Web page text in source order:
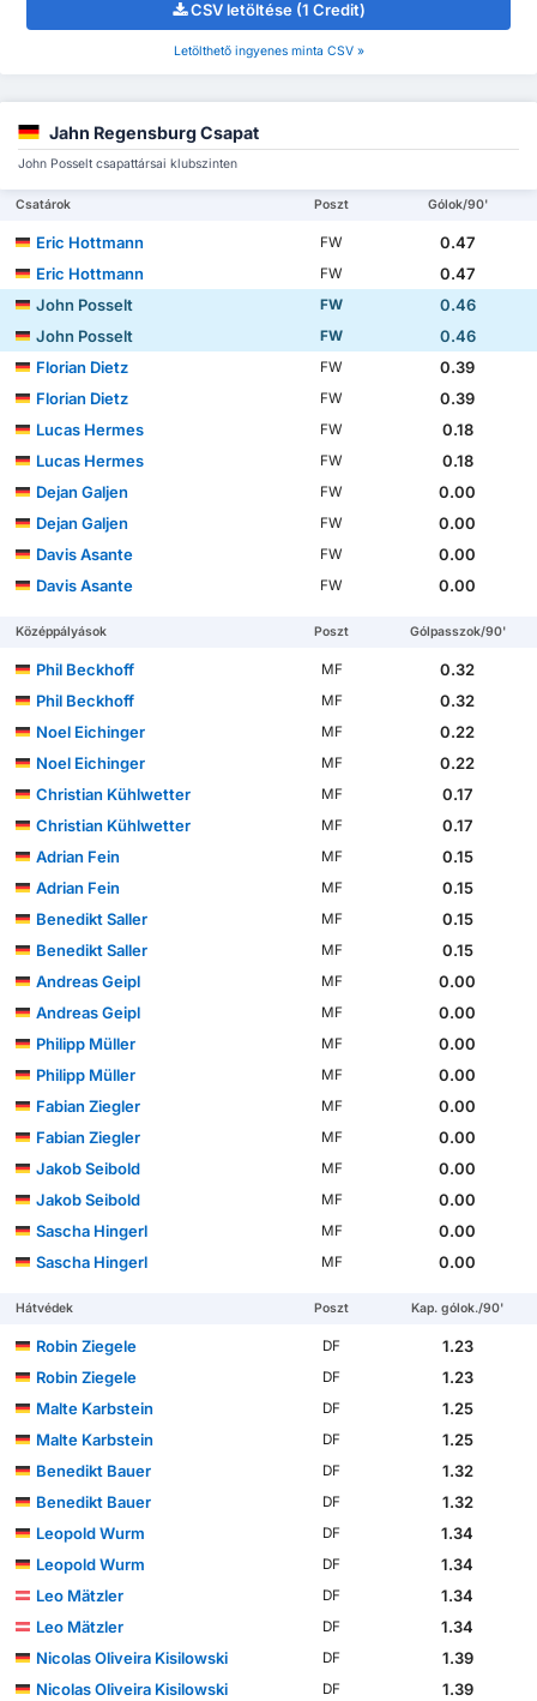
CSV letöltése (1 Credit)
Letölthető ingyenes minta CSV »
Jahn Regensburg Csapat
John Posselt csapattársai klubszinten
Csatárok Poszt Gólok/90'
Eric Hottmann FW
0.47
Eric Hottmann
FW
0.47
John Posselt
FW
0.46
John Posselt
FW
0.46
Florian Dietz
FW
0.39
Florian Dietz
FW
0.39
Lucas Hermes
FW
0.18
Lucas Hermes
FW
0.18
Dejan Galjen
FW
0.00
Dejan Galjen
FW
0.00
Davis Asante
FW
0.00
Davis Asante
FW 0.00
Középpályások Poszt Gólpasszok/90'
Phil Beckhoff MF
0.32
Phil Beckhoff
MF
0.32
Noel Eichinger
MF
0.22
Noel Eichinger
MF
0.22
Christian Kühlwetter
MF
0.17
Christian Kühlwetter
MF
0.17
Adrian Fein
MF
0.15
Adrian Fein
MF
0.15
Benedikt Saller
MF
0.15
Benedikt Saller
MF
0.15
Andreas Geipl
MF
0.00
Andreas Geipl
MF
0.00
Philipp Müller
MF
0.00
Philipp Müller
MF
0.00
Fabian Ziegler
MF
0.00
Fabian Ziegler
MF
0.00
Jakob Seibold
MF
0.00
Jakob Seibold
MF
0.00
Sascha Hingerl
MF
0.00
Sascha Hingerl
MF 0.00
Hátvédek Poszt Kap. gólok./90'
Robin Ziegele DF
1.23
Robin Ziegele
DF
1.23
Malte Karbstein
DF
1.25
Malte Karbstein
DF
1.25
Benedikt Bauer
DF
1.32
Benedikt Bauer
DF
1.32
Leopold Wurm
DF
1.34
Leopold Wurm
DF
1.34
Leo Mätzler
DF
1.34
Leo Mätzler
DF
1.34
Nicolas Oliveira Kisilowski
DF
1.39
Nicolas Oliveira Kisilowski
DF
1.39